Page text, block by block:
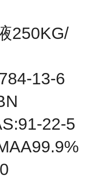
250KG/
13-6
22-5